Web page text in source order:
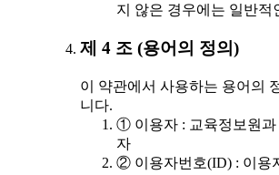
지 않은 경우에는 일반적
제 4 조 (용어의 정의)
이 약관에서 사용하는 용어의
니다.
① 이용자 : 교육정보원
자
② 이용자번호(ID) : 이용